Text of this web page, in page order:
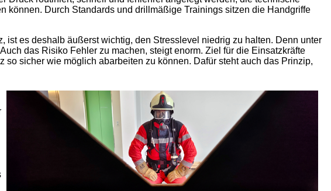
können. Durch Standards und drillmäßige Trainings sitzen die Handgriffe
ist es deshalb äußerst wichtig, den Stresslevel niedrig zu halten. Denn unter
das Risiko Fehler zu machen, steigt enorm. Ziel für die Einsatzkräfte
sicher wie möglich abarbeiten zu können. Dafür steht auch das Prinzip,